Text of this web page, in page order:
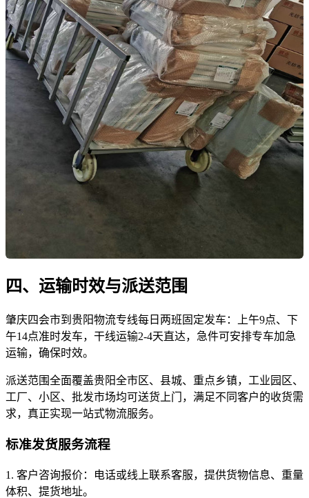
四、运输时效与派送范围
肇庆四会市到贵阳物流专线每日两班固定发车：上午9点、下
午14点准时发车，干线运输2-4天直达，急件可安排专车加急
运输，确保时效。
派送范围全面覆盖贵阳全市区、县城、重点乡镇，工业园区、
工厂、小区、批发市场均可送货上门，满足不同客户的收货需
求，真正实现一站式物流服务。
标准发货服务流程
1. 客户咨询报价：电话或线上联系客服，提供货物信息、重量
体积、提货地址。